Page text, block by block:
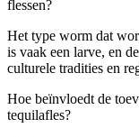
flessen?
Het type worm dat
is vaak een larve, en
culturele tradities en
Hoe beïnvloedt de
tequilafles?